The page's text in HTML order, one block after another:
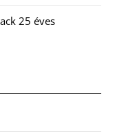
25 éves